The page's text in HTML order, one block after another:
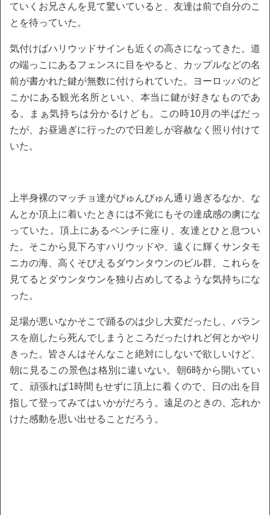
ていくお兄さんを見て驚いていると、友達は前で自分のこ
とを待っていた。
気付けばハリウッドサインも近くの高さになってきた。道
の端っこにあるフェンスに目をやると、カップルなどの名
前が書かれた鍵が無数に付けられていた。ヨーロッパのど
こかにある観光名所といい、本当に鍵が好きなものであ
る。まぁ気持ちは分かるけども。この時10月の半ばだっ
たが、お昼過ぎに行ったので日差しが容赦なく照り付けて
いた。
上半身裸のマッチョ達がびゅんびゅん通り過ぎるなか、な
んとか頂上に着いたときには不覚にもその達成感の虜にな
っていた。頂上にあるベンチに座り、友達とひと息つい
た。そこから見下ろすハリウッドや、遠くに輝くサンタモ
ニカの海、高くそびえるダウンタウンのビル群、これらを
見てるとダウンタウンを独り占めしてるような気持ちにな
った。
足場が悪いなかそこで踊るのは少し大変だったし、バラン
スを崩したら死んでしまうところだったけれど何とかやり
きった。皆さんはそんなこと絶対にしないで欲しいけど、
朝に見るこの景色は格別に違いない。朝6時から開いてい
て、頑張れば1時間もせずに頂上に着くので、日の出を目
指して登ってみてはいかがだろう。遠足のときの、忘れか
けた感動を思い出せることだろう。